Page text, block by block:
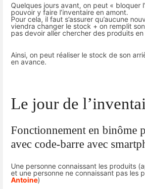
Quelques jours avant, on peut « bloquer
pouvoir y faire l’inventaire en amont.
Pour cela, il faut s’assurer qu’aucune
viendra changer le stock + on remplit
pas devoir aller chercher des produits
Ainsi, on peut réaliser le stock de son
en avance.
Le jour de
Fonctionnement en binôme
avec code-barre avec
Une personne connaissant les produits
et une personne ne connaissant pas les
Antoine)